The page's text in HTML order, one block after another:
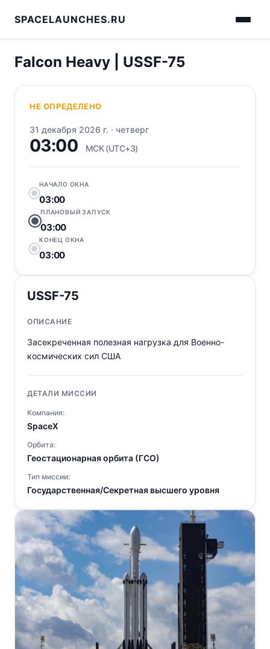
SPACELAUNCHES.RU
Falcon Heavy | USSF-75
НЕ ОПРЕДЕЛЕНО
31 декабря 2026 г. · четверг
03:00 МСК (UTC+3)
НАЧАЛО ОКНА
03:00
ПЛАНОВЫЙ ЗАПУСК
03:00
КОНЕЦ ОКНА
03:00
USSF-75
ОПИСАНИЕ
Засекреченная полезная нагрузка для Военно-
космических сил США
ДЕТАЛИ МИССИИ
Компания:
SpaceX
Орбита:
Геостационарная орбита (ГСО)
Тип миссии:
Государственная/Секретная высшего уровня